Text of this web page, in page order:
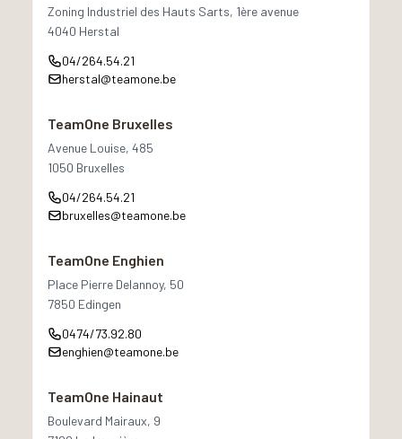
Zoning Industriel des Hauts Sarts, 1ère avenue
4040 Herstal
04/264.54.21
herstal@teamone.be
TeamOne Bruxelles
Avenue Louise, 485
1050 Bruxelles
04/264.54.21
bruxelles@teamone.be
TeamOne Enghien
Place Pierre Delannoy, 50
7850 Edingen
0474/73.92.80
enghien@teamone.be
TeamOne Hainaut
Boulevard Mairaux, 9